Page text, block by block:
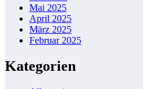
Mai 2025
April 2025
März 2025
Februar 2025
Kategorien